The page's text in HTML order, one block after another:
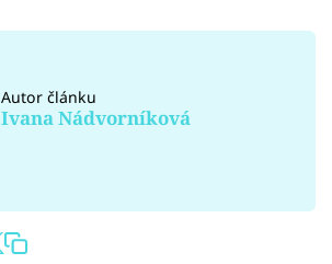
Autor článku
Ivana Nádvorníková